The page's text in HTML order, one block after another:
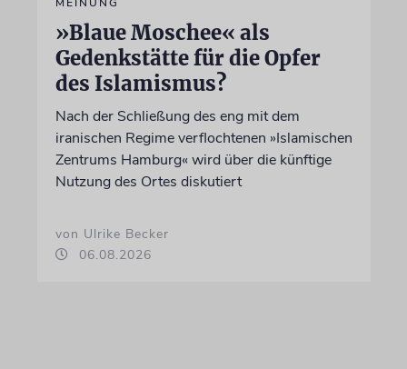
»Blaue Moschee« als
Gedenkstätte für die Opfer
des Islamismus?
Nach der Schließung des eng mit dem
iranischen Regime verflochtenen »Islamischen
Zentrums Hamburg« wird über die künftige
Nutzung des Ortes diskutiert
von Ulrike Becker
06.08.2026